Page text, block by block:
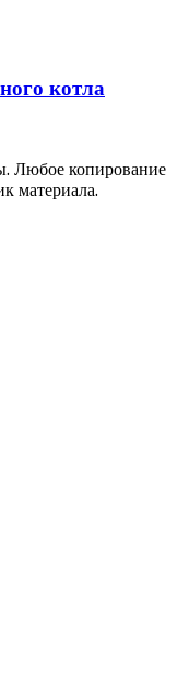
котла
Любое копирование
материала.